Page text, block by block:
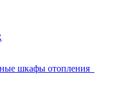
шкафы отопления